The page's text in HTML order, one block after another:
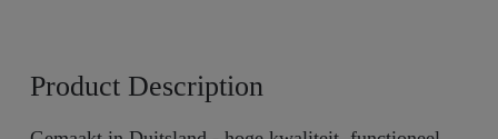
Product Description